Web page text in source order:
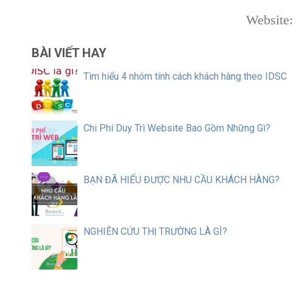
Website:
BÀI VIẾT HAY
Tìm hiểu 4 nhóm tính cách khách hàng theo IDSC
Chi Phí Duy Trì Website Bao Gồm Những Gì?
BẠN ĐÃ HIỂU ĐƯỢC NHU CẦU KHÁCH HÀNG?
NGHIÊN CỨU THỊ TRƯỜNG LÀ GÌ?